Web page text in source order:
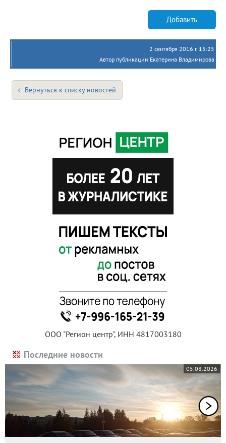
Добавить
2 сентября 2016 г. 15:25
Автор публикации Екатерина Владимирова
Вернуться к списку новостей
ООО "Регион центр", ИНН 4817003180
Последние новости
05.08.2026